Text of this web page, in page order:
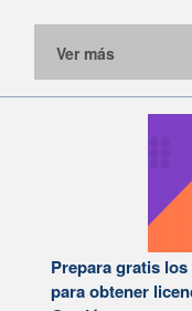
Ver más
Prepara gratis
para obtener